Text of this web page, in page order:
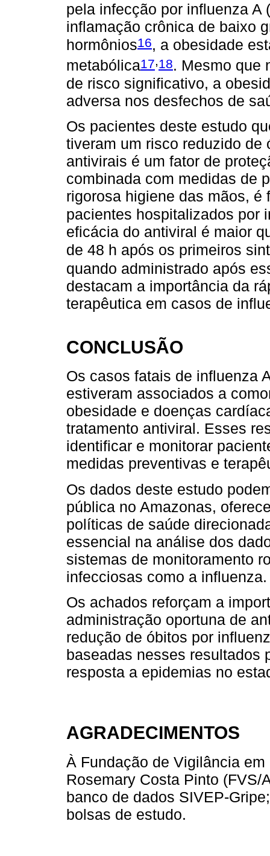
pela infecção por influenza A
inflamação crônica de baixo
hormônios16, a obesidade
metabólica17,18. Mesmo que
de risco significativo, a
adversa nos desfechos de
Os pacientes deste estudo
tiveram um risco reduzido de
antivirais é um fator de
combinada com medidas de
rigorosa higiene das mãos,
pacientes hospitalizados por
eficácia do antiviral é maior
de 48 h após os primeiros
quando administrado após
destacam a importância da
terapêutica em casos de
CONCLUSÃO
Os casos fatais de influenza
estiveram associados a
obesidade e doenças
tratamento antiviral. Esses
identificar e monitorar
medidas preventivas e
Os dados deste estudo
pública no Amazonas,
políticas de saúde
essencial na análise dos
sistemas de monitoramento
infecciosas como a influenza.
Os achados reforçam a
administração oportuna de
redução de óbitos por
baseadas nesses resultados
resposta a epidemias no
AGRADECIMENTOS
À Fundação de Vigilância
Rosemary Costa Pinto
banco de dados SIVEP-
bolsas de estudo.